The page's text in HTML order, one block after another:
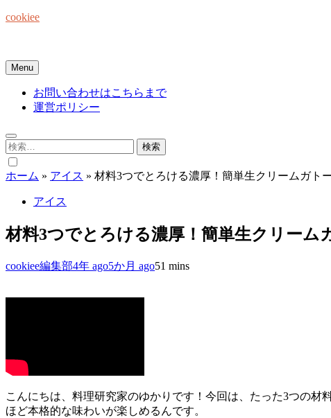
Skip
cookiee
Menu
お問い合わせはこちらまで
運営ポリシー
検
索:
ホーム » アイス » 材料3つでとろける濃厚！簡単生クリームガト
アイス
材料3つでとろける濃厚！簡単生クリーム
cookiee編集部4年 ago5か月 ago51 mins
こんにちは、料理研究家のゆかりです！今回は、たった3つの
ほど本格的な味わいが楽しめるんです。